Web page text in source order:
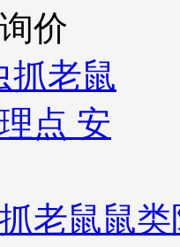
价
老鼠鼠